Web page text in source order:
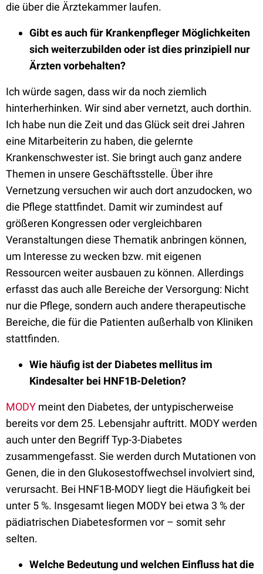
die über die Ärztekammer laufen.
Gibt es auch für Krankenpfleger Möglichkeiten
sich weiterzubilden oder ist dies prinzipiell nur
Ärzten vorbehalten?
Ich würde sagen, dass wir da noch ziemlich
hinterherhinken. Wir sind aber vernetzt, auch dorthin.
Ich habe nun die Zeit und das Glück seit drei Jahren
eine Mitarbeiterin zu haben, die gelernte
Krankenschwester ist. Sie bringt auch ganz andere
Themen in unsere Geschäftsstelle. Über ihre
Vernetzung versuchen wir auch dort anzudocken, wo
die Pflege stattfindet. Damit wir zumindest auf
größeren Kongressen oder vergleichbaren
Veranstaltungen diese Thematik anbringen können,
um Interesse zu wecken bzw. mit eigenen
Ressourcen weiter ausbauen zu können. Allerdings
erfasst das auch alle Bereiche der Versorgung: Nicht
nur die Pflege, sondern auch andere therapeutische
Bereiche, die für die Patienten außerhalb von Kliniken
stattfinden.
Wie häufig ist der Diabetes mellitus im
Kindesalter bei HNF1B-Deletion?
MODY meint den Diabetes, der untypischerweise
bereits vor dem 25. Lebensjahr auftritt. MODY werden
auch unter den Begriff Typ-3-Diabetes
zusammengefasst. Sie werden durch Mutationen von
Genen, die in den Glukosestoffwechsel involviert sind,
verursacht. Bei HNF1B-MODY liegt die Häufigkeit bei
unter 5 %. Insgesamt liegen MODY bei etwa 3 % der
pädiatrischen Diabetesformen vor – somit sehr
selten.
Welche Bedeutung und welchen Einfluss hat die